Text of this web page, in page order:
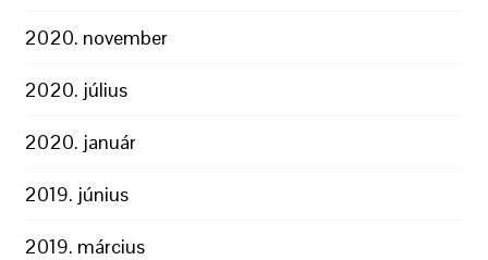
2020. november
2020. július
2020. január
2019. június
2019. március